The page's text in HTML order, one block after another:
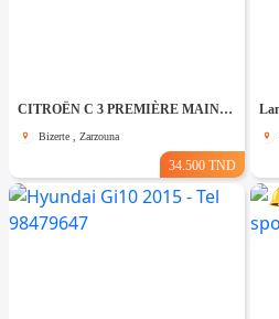
CITROËN C 3 PREMIÈRE MAIN EN ÉTAT NEUF
Bizerte , Zarzouna
34.500 TND